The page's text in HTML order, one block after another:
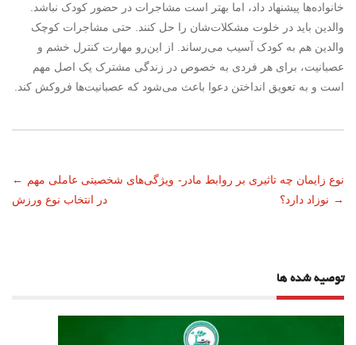
خانواده‌ها پیشنهاد داد، اما بهتر است مشاجرات در حضور کودک نباشد.
والدین باید در خلوت‌ مشکلات‌شان را حل کنند. حتی مشاجرات کوچک
والدین هم به کودک آسیب می‌رساند. از این‌رو مهارت کنترل خشم و
عصبانیت، برای هر فردی به خصوص در زندگی مشترک یک اصل مهم
است و به تعویق انداختن دعوا باعث می‌شود که عصبانیت‌ها فروکش کند.
ناوبری
نوشته
← ویژگی‌های شخصیتی عاملی مهم
در انتخاب نوع ورزش
نوع زایمان چه تاثیری بر روابط مادر-
نوزاد دارد؟ →
توصیه شده ها